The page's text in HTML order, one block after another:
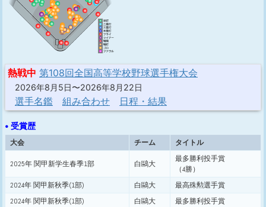
熱戦中 第108回全国高等学校野球選手権大会
2026年8月5日〜2026年8月22日
選手名鑑 組み合わせ 日程・結果
• 受賞歴
大会 チーム タイトル
2025年 関甲新学生春季1部 白鷗大
最多勝利投手賞
（4勝）
2024年 関甲新秋季(1部)
白鷗大
最高殊勲選手賞
2024年 関甲新秋季(1部)
白鷗大
最多勝利投手賞